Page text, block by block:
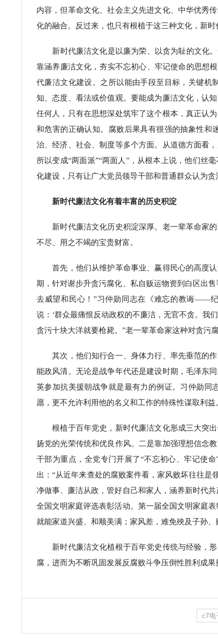
内容，但革命文化、社会主义先进文化、中华优秀
化的融合。反过来，也只有根植于这三种文化，新
新时代廉洁文化是以廉为荣、以贪为耻的文化。
靠涵养廉洁文化，夯实不忘初心、牢记使命的思想
代廉洁文化建设。之所以能由手段至目标，关键机
知、态度、看法或价值观。要能成为廉洁文化，认
任何人，只有在思想深处筑牢了这个根本，真正认
和危害的正确认知。腐败后果具有很强的抽象性和
治、经济、社会、制度等多个方面。从道德方面看
所以变成“两面派”“两面人”，从根本上说，他们丝
化建设，只有让广大党员领导干部和普通群众认为
新时代廉洁文化有着丰富的历史积淀
新时代廉洁文化历史积淀深厚。老一辈革命家的
不尽、用之不竭的宝贵财富。
首先，他们从维护革命事业、赢得民心的高度认
期，针对谢步升贪污腐化、私自贩运物资到白区出
去威望和民心！”习仲勋同志在《难忘的教诲——
说：‘群众最痛恨反动政权的不廉洁，无官不贪。我
贪污十块大洋就要枪毙。”老一辈革命家这种对贪污
其次，他们知行合一、身体力行、率先垂范的作
能政风清。无论是战争年代还是建设时期，毛泽东
英参加抗美援朝战争就是最有力的例证。习仲勋同
愿，更不允许利用他的名义和工作的特殊性谋取利
根植于百年党史，新时代廉洁文化形成三大突出
扬党的光荣传统和优良作风。二是靠加强理想信念
干部为重点，全党专门开展了“不忘初心、牢记使
出：“从近年来查处的腐败案件看，家风败坏往往是
净做事、廉洁从政，管好自己和家人，涵养新时代
全国文明家庭评选表彰活动。第一届全国文明家庭
就能家道兴盛、和顺美满；家风差，难免殃及子孙
新时代廉洁文化植根于百年党史传统与经验，形
腐，进而为不断巩固发展反腐败斗争压倒性胜利成
c7电